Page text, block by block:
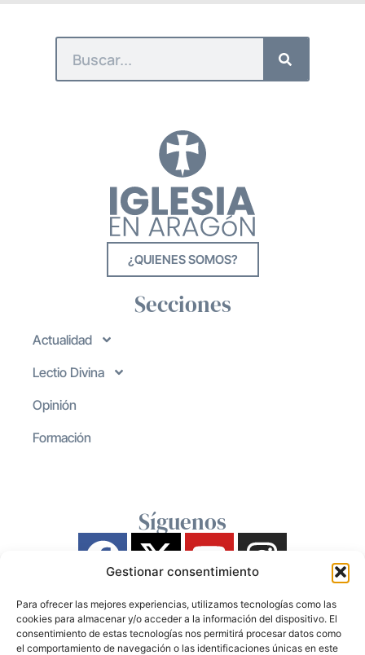
Gestionar consentimiento
Para ofrecer las mejores experiencias, utilizamos tecnologías como las
cookies para almacenar y/o acceder a la información del dispositivo. El
consentimiento de estas tecnologías nos permitirá procesar datos como
el comportamiento de navegación o las identificaciones únicas en este
¿QUIENES SOMOS?
Secciones
Actualidad
Lectio Divina
Opinión
Formación
Síguenos